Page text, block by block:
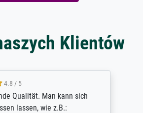
Klientów
4.8 / 5
a large print of The
by Fra Angelico from a very